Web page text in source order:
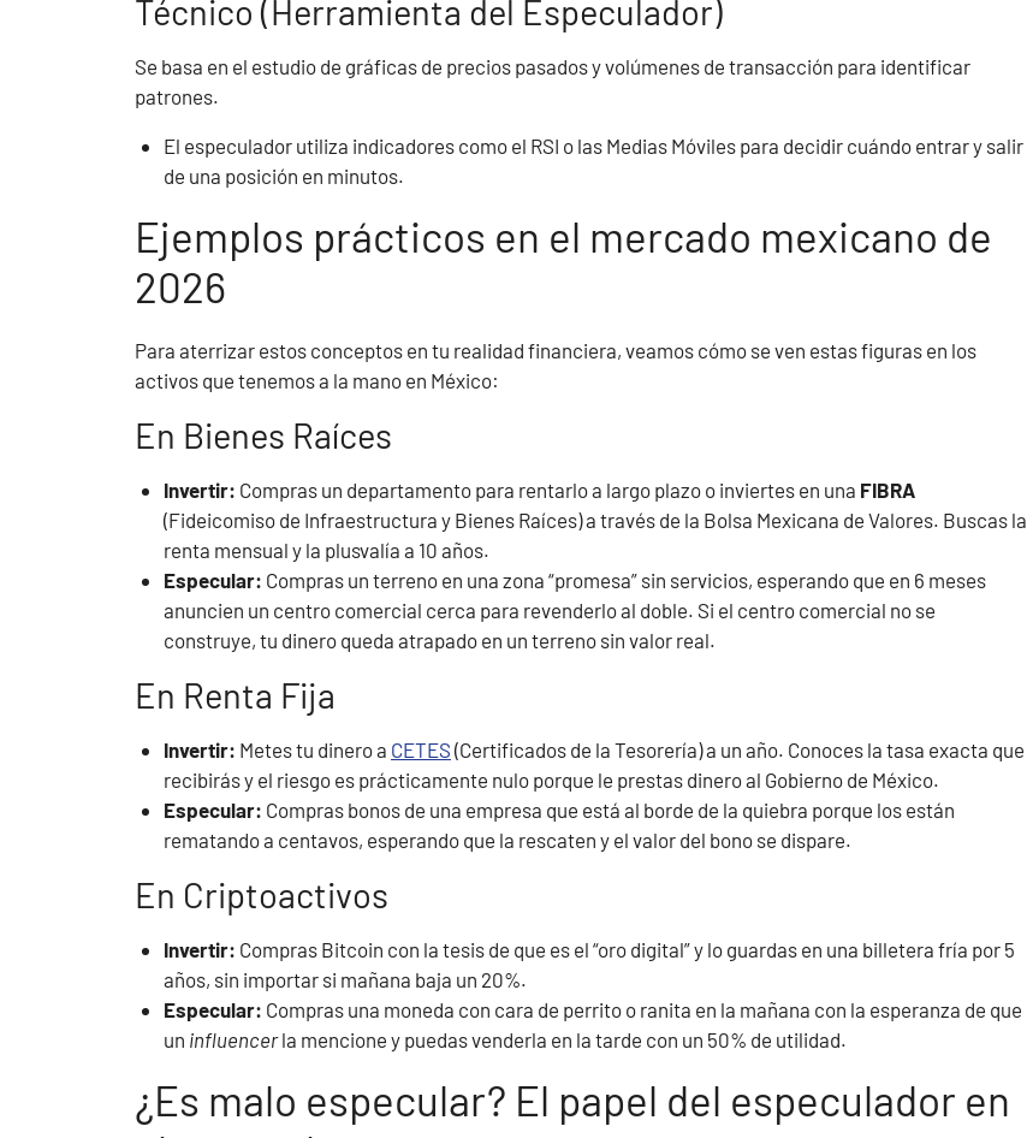
Técnico (Herramienta del Especulador)
Se basa en el estudio de gráficas de precios pasados y volúmenes de transacción para identificar
patrones.
El especulador utiliza indicadores como el RSI o las Medias Móviles para decidir cuándo entrar y salir
de una posición en minutos.
Ejemplos prácticos en el mercado mexicano de
2026
Para aterrizar estos conceptos en tu realidad financiera, veamos cómo se ven estas figuras en los
activos que tenemos a la mano en México:
En Bienes Raíces
Invertir: Compras un departamento para rentarlo a largo plazo o inviertes en una FIBRA
(Fideicomiso de Infraestructura y Bienes Raíces) a través de la Bolsa Mexicana de Valores. Buscas la
renta mensual y la plusvalía a 10 años.
Especular: Compras un terreno en una zona “promesa” sin servicios, esperando que en 6 meses
anuncien un centro comercial cerca para revenderlo al doble. Si el centro comercial no se
construye, tu dinero queda atrapado en un terreno sin valor real.
En Renta Fija
Invertir: Metes tu dinero a CETES (Certificados de la Tesorería) a un año. Conoces la tasa exacta que
recibirás y el riesgo es prácticamente nulo porque le prestas dinero al Gobierno de México.
Especular: Compras bonos de una empresa que está al borde de la quiebra porque los están
rematando a centavos, esperando que la rescaten y el valor del bono se dispare.
En Criptoactivos
Invertir: Compras Bitcoin con la tesis de que es el “oro digital” y lo guardas en una billetera fría por 5
años, sin importar si mañana baja un 20%.
Especular: Compras una moneda con cara de perrito o ranita en la mañana con la esperanza de que
un influencerla mencione y puedas venderla en la tarde con un 50% de utilidad.
¿Es malo especular? El papel del especulador en